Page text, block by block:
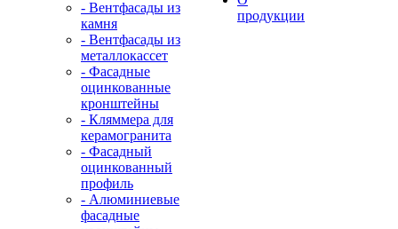
- Вентфасады из
камня
- Вентфасады из
металлокассет
- Фасадные
оцинкованные
кронштейны
- Кляммера для
керамогранита
- Фасадный
оцинкованный
профиль
- Алюминиевые
фасадные
продукции